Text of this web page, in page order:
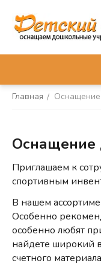
Главная / Оснащение
Оснащение
Приглашаем к
спортивным
В нашем
Особенно
особенно любят
найдете широкий
счетного